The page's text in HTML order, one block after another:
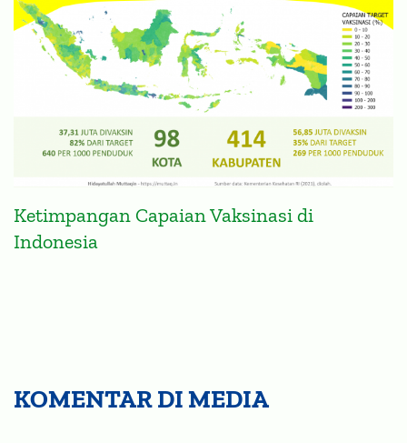
Ketimpangan Capaian Vaksinasi di
Indonesia
KOMENTAR DI MEDIA